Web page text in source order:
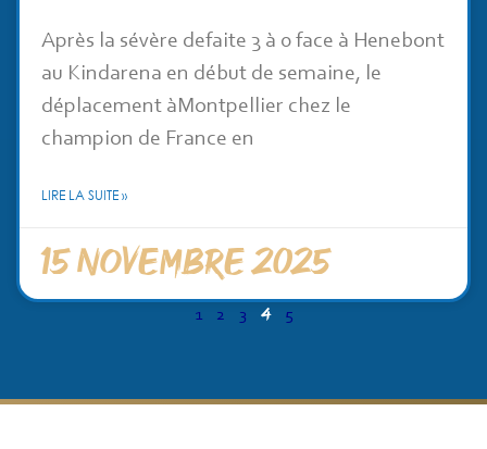
Après la sévère defaite 3 à 0 face à Henebont
au Kindarena en début de semaine, le
déplacement àMontpellier chez le
champion de France en
LIRE LA SUITE »
15 novembre 2025
1 2 3 4 5